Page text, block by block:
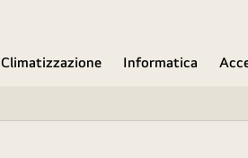
Climatizzazione Informatica